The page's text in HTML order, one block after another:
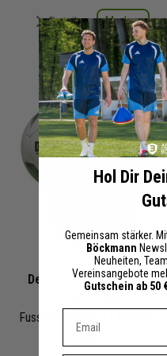
Details Merken
+ 12 Interessenten
Derbystar 3er Ballpaket
59,85 €
Hol Dir
Gemeinsam stärker.
Böckmann
Neuheiten,
Vereinsangebote
Gutschein ab 50
Dein E-mail Adresse